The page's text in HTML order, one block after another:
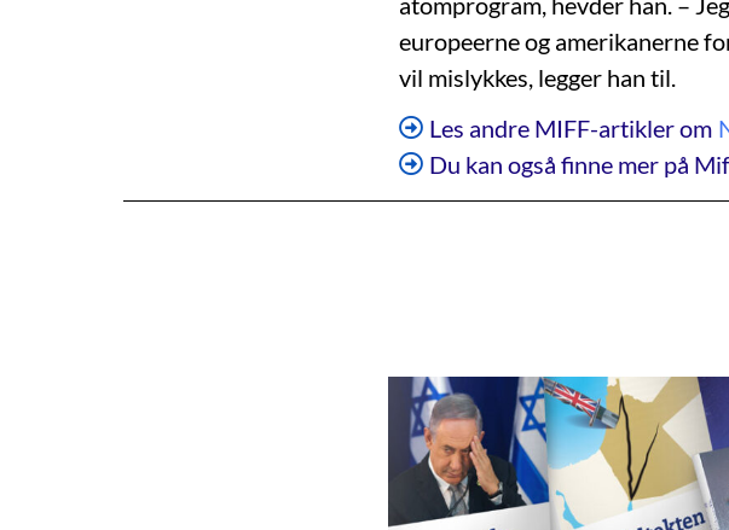
europeerne og amerikanerne
vil mislykkes, legger han til.
Les andre MIFF-artikler om
Du kan også finne mer på